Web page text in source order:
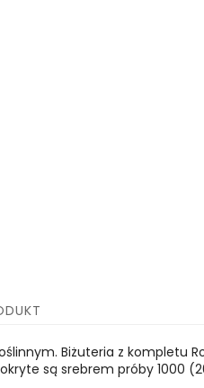
Biżuteria z kompletu
są srebrem próby 1000